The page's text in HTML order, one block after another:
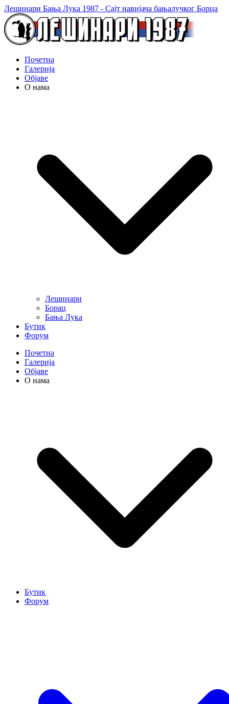
Лешинари Бања Лука 1987 - Сајт навијача бањалучког Борца
Почетна
Галерија
Објаве
О нама
Лешинари
Борац
Бања Лука
Бутик
Форум
Почетна
Галерија
Објаве
О нама
Бутик
Форум